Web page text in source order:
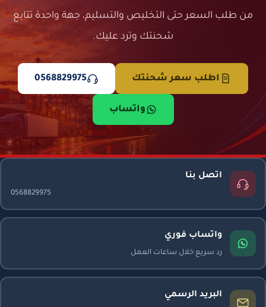
من طلب السعر حتى التخليص والتسليم، جهة واحدة تتابع
شحنتك وترد عليك.
اطلب سعر شحنتك 0568829975
واتساب
اتصل بنا
0568829975
واتساب فوري
رد سريع خلال ساعات العمل
البريد الرسمي